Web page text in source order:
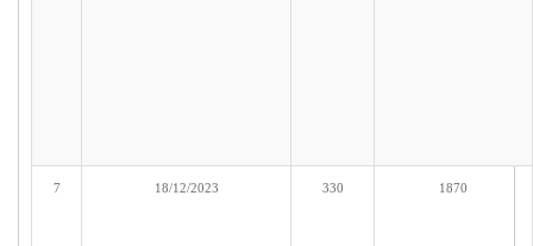
7 18/12/2023 330 1870